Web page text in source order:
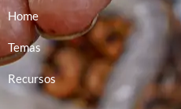
Home
Temas
Recursos